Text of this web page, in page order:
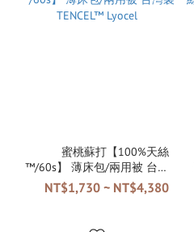
蜜桃蘇打【100%天絲
™/60s】 薄床包/兩用被 台灣
製 TENCEL™ Lyocel
NT$1,730 ~ NT$4,380